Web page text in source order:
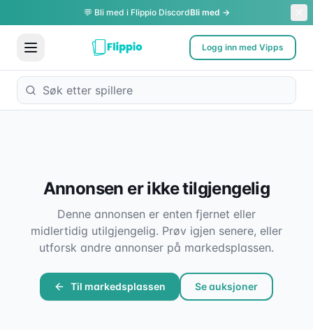
💬 Bli med i Flippio DiscordBli med →
Logg inn med Vipps
Annonsen er ikke tilgjengelig
Denne annonsen er enten fjernet eller
midlertidig utilgjengelig. Prøv igjen senere, eller
utforsk andre annonser på markedsplassen.
Til markedsplassen Se auksjoner